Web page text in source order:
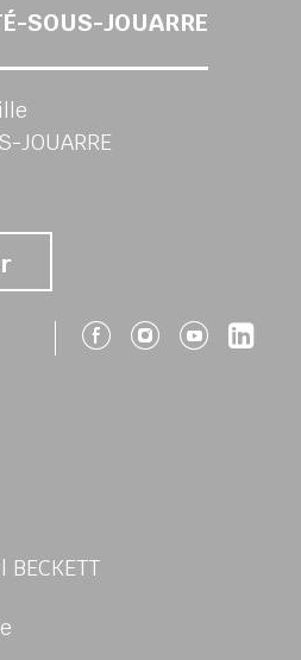
SOUS-JOUARRE
JOUARRE
Suivez-nous
Suivez-